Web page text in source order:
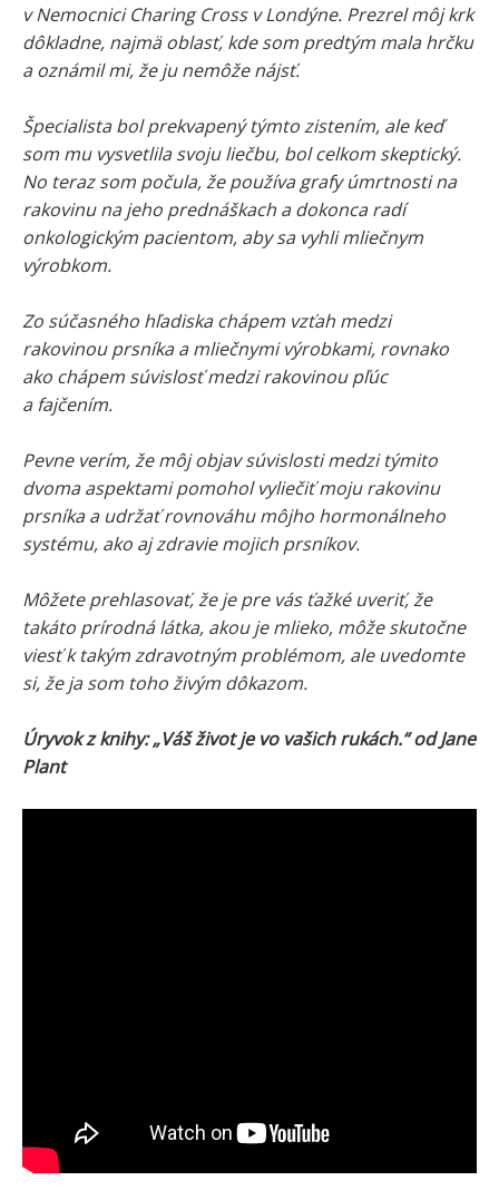
v Nemocnici Charing Cross v Londýne. Prezrel môj krk
dôkladne, najmä oblasť, kde som predtým mala hrčku
a oznámil mi, že ju nemôže nájsť.
Špecialista bol prekvapený týmto zistením, ale keď
som mu vysvetlila svoju liečbu, bol celkom skeptický.
No teraz som počula, že používa grafy úmrtnosti na
rakovinu na jeho prednáškach a dokonca radí
onkologickým pacientom, aby sa vyhli mliečnym
výrobkom.
Zo súčasného hľadiska chápem vzťah medzi
rakovinou prsníka a mliečnymi výrobkami, rovnako
ako chápem súvislosť medzi rakovinou pľúc
a fajčením.
Pevne verím, že môj objav súvislosti medzi týmito
dvoma aspektami pomohol vyliečiť moju rakovinu
prsníka a udržať rovnováhu môjho hormonálneho
systému, ako aj zdravie mojich prsníkov.
Môžete prehlasovať, že je pre vás ťažké uveriť, že
takáto prírodná látka, akou je mlieko, môže skutočne
viesť k takým zdravotným problémom, ale uvedomte
si, že ja som toho živým dôkazom.
Úryvok z knihy: „Váš život je vo vašich rukách.“ od Jane
Plant